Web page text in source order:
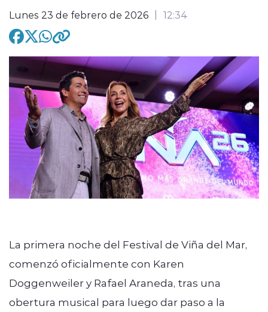
modo claro
Lunes 23 de febrero de 2026 12:34
La primera noche del Festival de Viña del Mar,
comenzó oficialmente con Karen
Doggenweiler y Rafael Araneda, tras una
obertura musical para luego dar paso a la